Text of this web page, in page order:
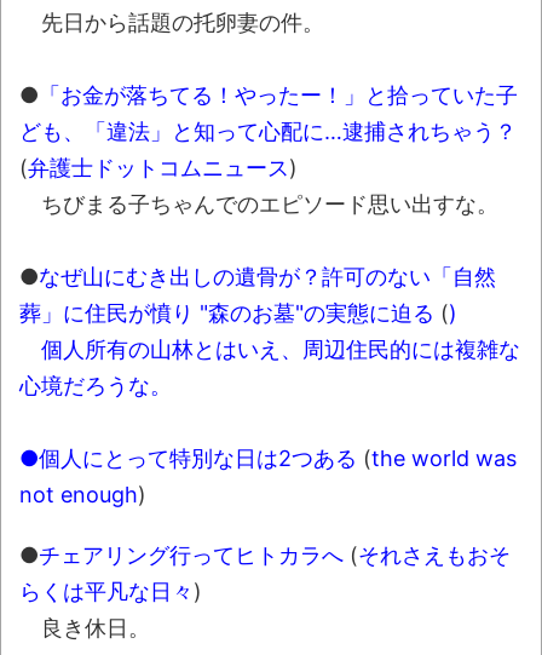
先日から話題の托卵妻の件。
● 「お金が落ちてる！やったー！」と拾っていた子
ども、「違法」と知って心配に…逮捕されちゃう？
(弁護士ドットコムニュース)
ちびまる子ちゃんでのエピソード思い出すな。
●なぜ山にむき出しの遺骨が？許可のない「自然
葬」に住民が憤り "森のお墓"の実態に迫る ()
個人所有の山林とはいえ、周辺住民的には複雑な
心境だろうな。
●個人にとって特別な日は2つある (the world was
not enough)
●チェアリング行ってヒトカラへ (それさえもおそ
らくは平凡な日々 )
良き休日。